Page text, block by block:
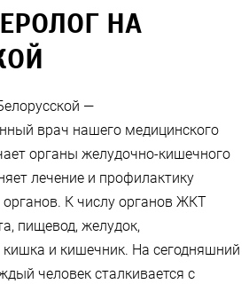
НА
—
врач нашего медицинского
органы желудочно-кишечного
лечение и профилактику
К числу органов ЖКТ
пищевод, желудок,
кишка и кишечник. На сегодняшний
человек сталкивается с